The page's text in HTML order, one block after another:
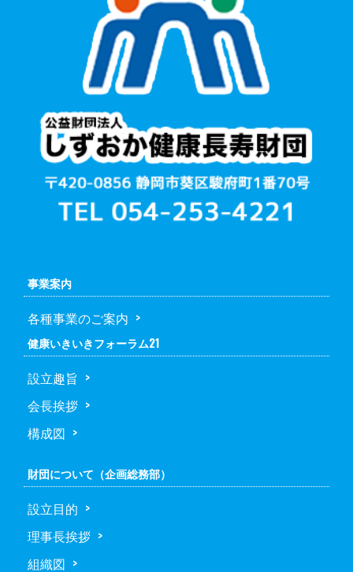
事業案内
各種事業のご案内
健康いきいきフォーラム21
設立趣旨
会長挨拶
構成図
財団について（企画総務部）
設立目的
理事長挨拶
組織図